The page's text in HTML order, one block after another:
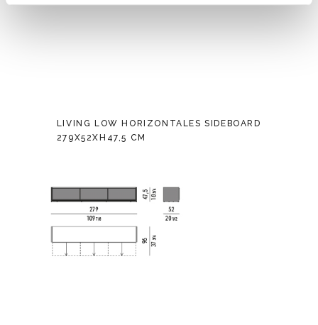
LIVING LOW HORIZONTALES SIDEBOARD
279X52XH47,5 CM